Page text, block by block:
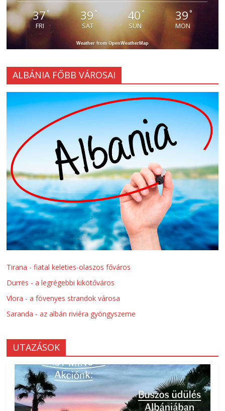
37°
FRI
39°
SAT
40 °
SUN
39°
MON
Weather from OpenWeatherMap
ALBÁNIA FŐBB VÁROSAI
Tirana - fiatal keleties-olaszos főváros
Durrës - a legrégebbi kikötőváros
Vlora - a fövenyes strandok városa
Saranda - az albán riviéra gyöngyszeme
UTAZÁSOK